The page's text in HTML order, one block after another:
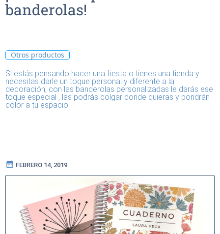
banderolas!
Otros productos
Si estás pensando hacer una fiesta o tienes una tienda y
necesitas darle un toque personal y diferente a la
decoración, con las banderolas personalizadas le darás ese
toque especial , las podrás colgar donde quieras y pondrán
color a tu espacio.
calendar_month FEBRERO 14, 2019